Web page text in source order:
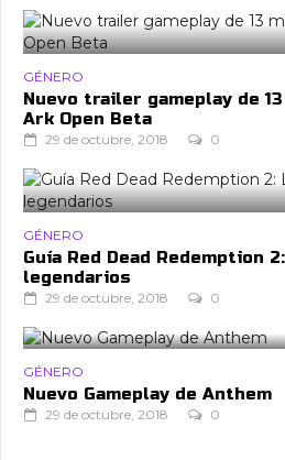
GÉNERO
Nuevo trailer gameplay de
Ark Open Beta
29 de octubre, 2018 0
GÉNERO
Guía Red Dead Redemption
legendarios
29 de octubre, 2018 0
GÉNERO
Nuevo Gameplay de Anthem
29 de octubre, 2018 0